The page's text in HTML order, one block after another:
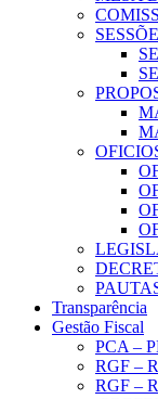
Transparência
Gestão Fiscal
PCA –
RGF –
RGF –